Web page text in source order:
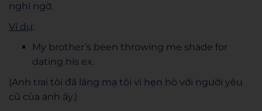
nghi ngờ.
Ví dụ:
My brother’s been throwing me shade for
dating his ex.
(Anh trai tôi đã lăng mạ tôi vì hẹn hò với người yêu
cũ của anh ấy.)